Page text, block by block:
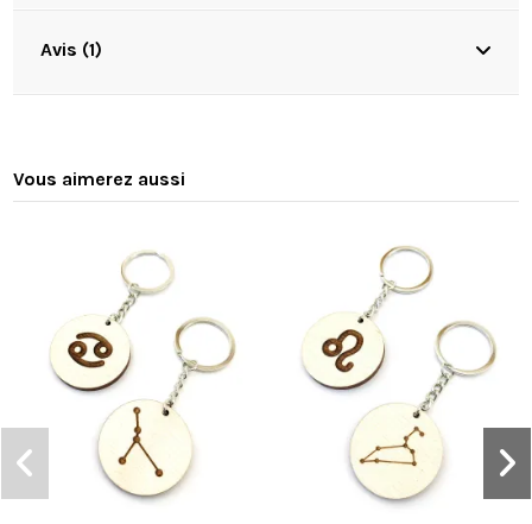
Avis (1)
Vous aimerez aussi